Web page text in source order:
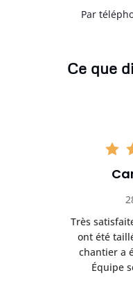
Par
Ce que
Très
ont été
chantier a
Équipe